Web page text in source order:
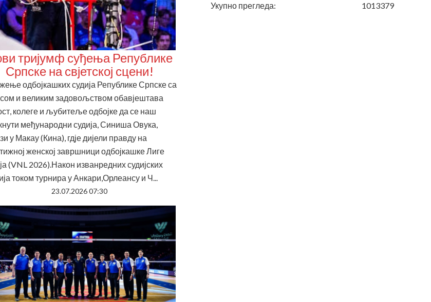
тријумф суђења Републике
Српске на свјетској сцени!
одбојкашких судија Републике Српске са
и великим задовољством обавјештава
колеге и љубитеље одбојке да се наш
међународни судија, Синиша Овука,
у Макау (Кина), гдје дијели правду на
женској завршници одбојкашке Лиге
(VNL 2026).Након изванредних судијских
током турнира у Анкари,Орлеансу и Ч...
23.07.2026 07:30
Укупно прегледа:
1013379